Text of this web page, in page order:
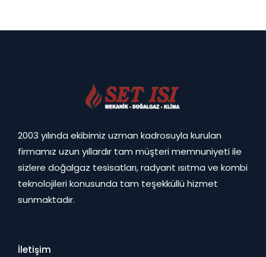
2003 yılında ekibimiz uzman kadrosuyla kurulan
firmamız uzun yıllardır tam müşteri memnuniyeti ile
sizlere doğalgaz tesisatları, radyant ısıtma ve kombi
teknolojileri konusunda tam teşekküllü hizmet
sunmaktadır.
İletişim